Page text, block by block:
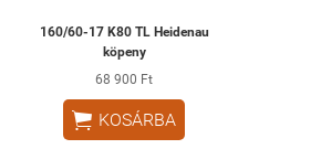
160/60-17 K80 TL Heidenau
köpeny
68 900 Ft
 KOSÁRBA